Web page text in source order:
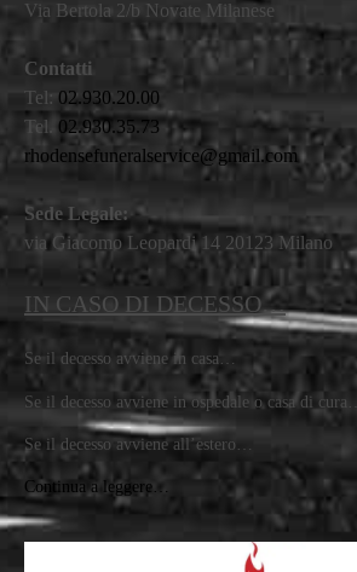
Via Bertola 2/b Novate Milanese
Contatti
Tel: 02.930.20.00
Tel. 02.930.35.73
rhodensefuneralservice@gmail.com
Sede Legale:
via Giacomo Leopardi 14 20123 Milano
IN CASO DI DECESSO…
Se il decesso avviene in casa…
Se il decesso avviene in ospedale o casa di cura…
Se il decesso avviene all’estero…
Continua a leggere…